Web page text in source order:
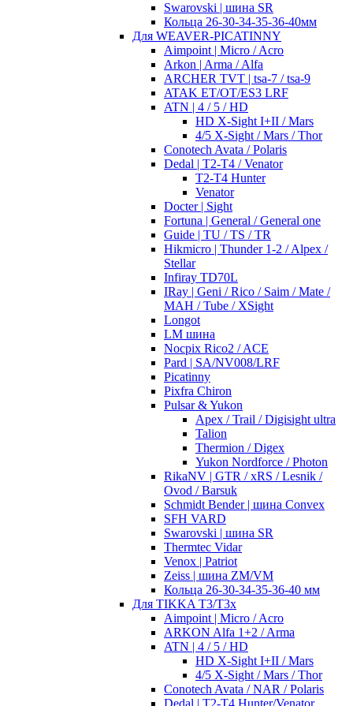
Swarovski | шина SR
Кольца 26-30-34-35-36-40мм
Для WEAVER-PICATINNY
Aimpoint | Micro / Acro
Arkon | Arma / Alfa
ARCHER TVT | tsa-7 / tsa-9
ATAK ET/OT/ES3 LRF
ATN | 4 / 5 / HD
HD X-Sight I+II / Mars
4/5 X-Sight / Mars / Thor
Conotech Avata / Polaris
Dedal | T2-T4 / Venator
T2-T4 Hunter
Venator
Docter | Sight
Fortuna | General / General one
Guide | TU / TS / TR
Hikmicro | Thunder 1-2 / Alpex /
Stellar
Infiray TD70L
IRay | Geni / Rico / Saim / Mate /
MAH / Tube / XSight
Longot
LM шина
Nocpix Rico2 / ACE
Pard | SA/NV008/LRF
Picatinny
Pixfra Chiron
Pulsar & Yukon
Apex / Trail / Digisight ultra
Talion
Thermion / Digex
Yukon Nordforce / Photon
RikaNV | GTR / xRS / Lesnik /
Ovod / Barsuk
Schmidt Bender | шина Convex
SFH VARD
Swarovski | шина SR
Thermtec Vidar
Venox | Patriot
Zeiss | шина ZM/VM
Кольца 26-30-34-35-36-40 мм
Для TIKKA T3/T3x
Aimpoint | Micro / Acro
ARKON Alfa 1+2 / Arma
ATN | 4 / 5 / HD
HD X-Sight I+II / Mars
4/5 X-Sight / Mars / Thor
Conotech Avata / NAR / Polaris
Dedal | T2-T4 Hunter/Venator